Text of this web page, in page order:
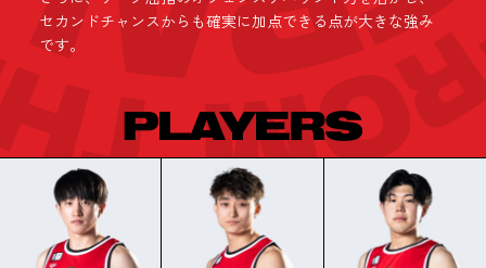
セカンドチャンスからも確実に加点できる点が大きな強み
です。